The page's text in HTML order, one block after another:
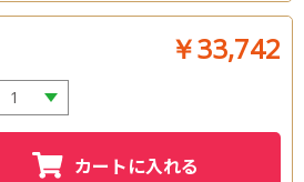
￥33,742
カートに入れる